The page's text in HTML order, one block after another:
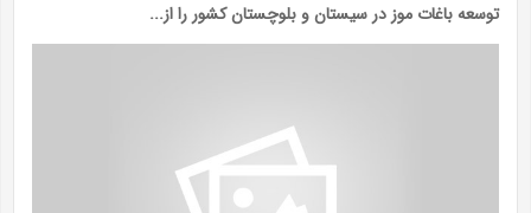
توسعه باغات موز در سیستان و بلوچستان کشور را از...